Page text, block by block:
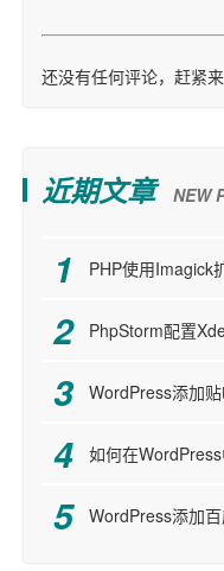
还没有任何评论，赶紧来
近期文章 NEW
PHP使用Imagick
PhpStorm配置
WordPress添加
如何在
WordPress添加